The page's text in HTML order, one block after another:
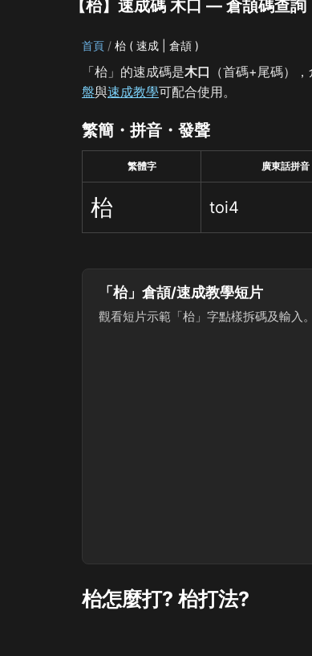
【枱】速成碼 木口 — 倉頡碼查詢
首頁 枱 ( 速成 | 倉頡 )
「枱」的速成碼是木口 （首碼+尾碼）
盤與速成教學可配合使用。
繁簡・拼音・發聲
繁體字 廣東話拼音
枱 toi4
「枱」倉頡/速成教學短片
觀看短片示範「枱」字點樣拆碼及輸入。
枱怎麼打? 枱打法?